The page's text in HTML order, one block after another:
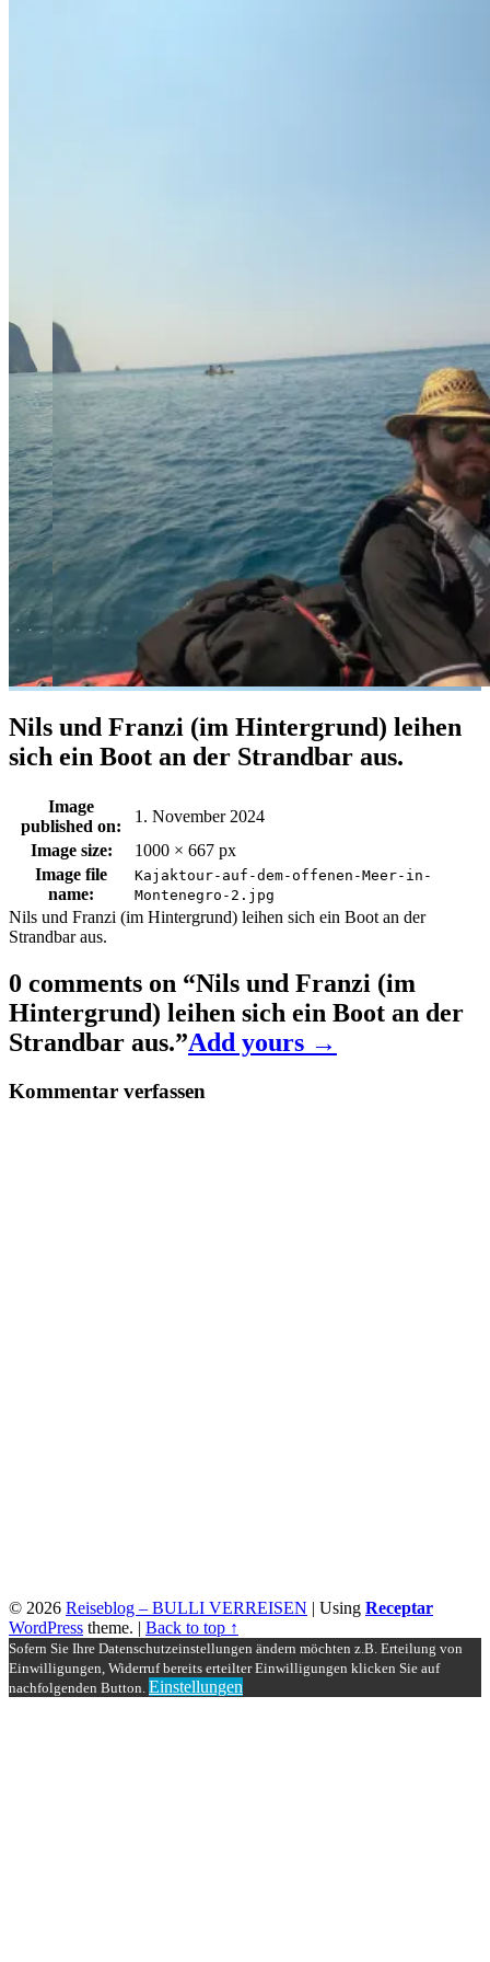
Nils und Franzi (im Hintergrund) leihen
sich ein Boot an der Strandbar aus.
Image
published on:
1. November 2024
Image size:
1000 × 667 px
Image file
name:
Kajaktour-auf-dem-offenen-Meer-in-
Montenegro-2.jpg
Nils und Franzi (im Hintergrund) leihen sich ein Boot an der
Strandbar aus.
0 comments on “Nils und Franzi (im
Hintergrund) leihen sich ein Boot an der
Strandbar aus.”Add yours →
Kommentar verfassen
© 2026 Reiseblog – BULLI VERREISEN | Using Receptar
WordPress theme. | Back to top ↑
Sofern Sie Ihre Datenschutzeinstellungen ändern möchten z.B. Erteilung von
Einwilligungen, Widerruf bereits erteilter Einwilligungen klicken Sie auf
nachfolgenden Button. Einstellungen